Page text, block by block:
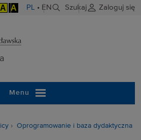
A A PL • EN Szukaj Zaloguj się
Wydział
Menu
Oprogramowanie i baza dydaktyczna